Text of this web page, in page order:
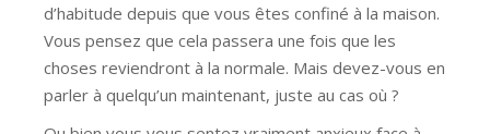
d’habitude depuis que vous êtes confiné à la maison.
Vous pensez que cela passera une fois que les
choses reviendront à la normale. Mais devez-vous en
parler à quelqu’un maintenant, juste au cas où ?